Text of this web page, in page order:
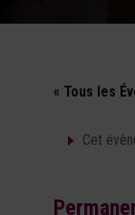
« Tous les
Cet